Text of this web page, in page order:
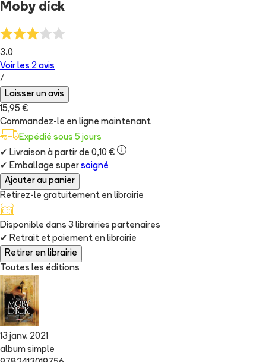
Moby dick
3.0
Voir les 2 avis
/
Laisser un avis
15,95 €
Commandez-le en ligne maintenant
Expédié sous 5 jours
✔ Livraison à partir de 0,10 €
✔ Emballage super soigné
Ajouter au panier
Retirez-le gratuitement en librairie
Disponible dans 3 librairies partenaires
✔ Retrait et paiement en librairie
Retirer en librairie
Toutes les éditions
13 janv. 2021
album simple